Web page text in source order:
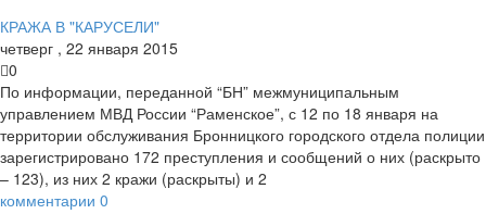
КРАЖА В "КАРУСЕЛИ"
четверг , 22 января 2015
0
По информации, переданной “БН” межмуниципальным
управлением МВД России “Раменское”, с 12 по 18 января на
территории обслуживания Бронницкого городского отдела полиции
зарегистрировано 172 преступления и сообщений о них (раскрыто
– 123), из них 2 кражи (раскрыты) и 2
комментарии 0